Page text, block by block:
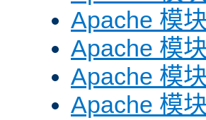
Apache 模
Apache 模
Apache 模
Apache 模